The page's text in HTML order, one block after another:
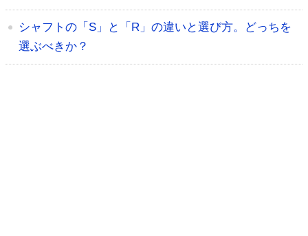
シャフトの「S」と「R」の違いと選び方。どっちを
選ぶべきか？